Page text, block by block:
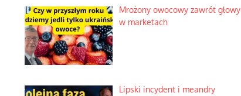
Mrożony owocowy zawrót głowy
w marketach
Lipski incydent i meandry